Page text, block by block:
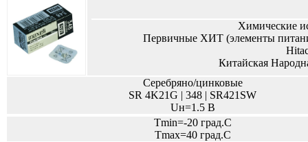
Химические
Первичные ХИТ (элементы
Китайская
Серебряно/цинковые
SR 4K21G | 348 | SR421SW
Uн=1.5 В
Tmin=-20 град.С
Tmax=40 град.С